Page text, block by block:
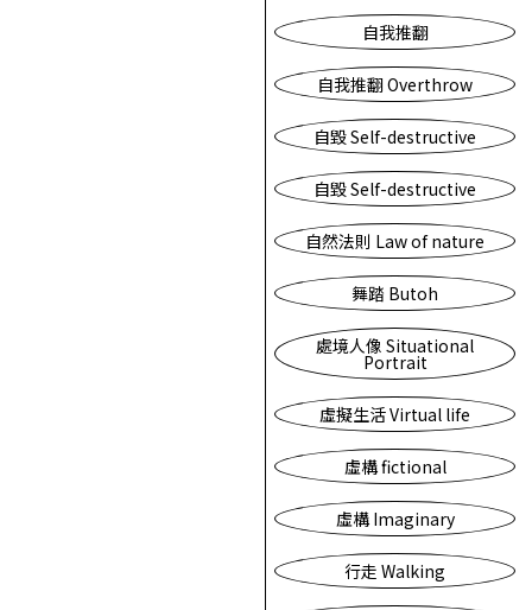
自我推翻
自我推翻 Overthrow
自毀 Self-destructive
自毀 Self-destructive
自然法則 Law of nature
舞踏 Butoh
處境人像 Situational
Portrait
虛擬生活 Virtual life
虛構 fictional
虛構 Imaginary
行走 Walking